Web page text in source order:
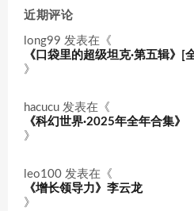
近期评论
long99 发表在《
《口袋里的超级坦克·第五辑》[
》
hacucu 发表在《
《科幻世界·2025年全年合集》
》
leo100 发表在《
《增长领导力》李云龙
》